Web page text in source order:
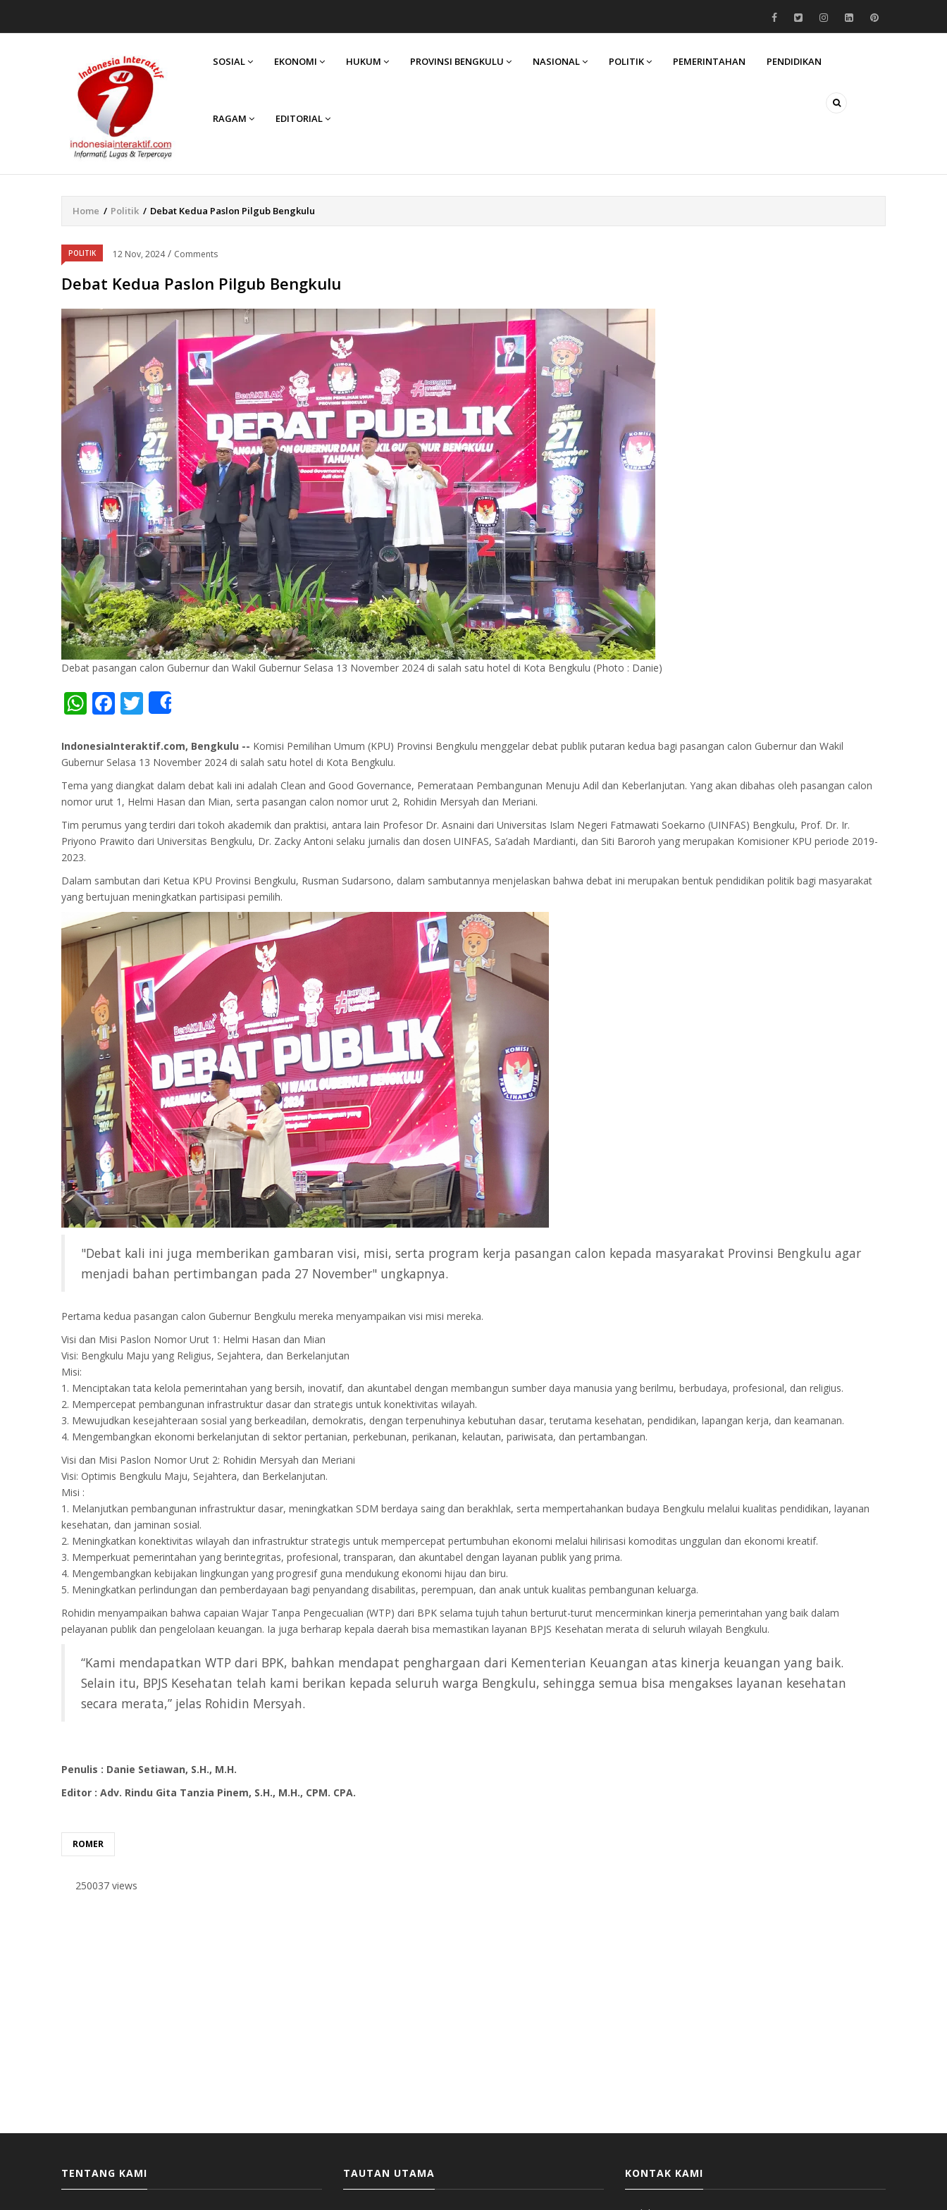
MAIN
SOSIAL EKONOMI HUKUM PROVINSI BENGKULU NASIONAL POLITIK PEMERINTAHAN PENDIDIKAN
RAGAM EDITORIAL
Breadcrumb
Home / Politik / Debat Kedua Paslon Pilgub Bengkulu
POLITIK 12 Nov, 2024/ Comments
Debat Kedua Paslon Pilgub Bengkulu
Debat pasangan calon Gubernur dan Wakil Gubernur Selasa 13 November 2024 di salah satu hotel di Kota Bengkulu (Photo : Danie)
WhatsApp
Facebook
Twitter
IndonesiaInteraktif.com, ‎Bengkulu -- Komisi Pemilihan Umum (KPU) Provinsi Bengkulu menggelar debat publik putaran kedua bagi pasangan calon Gubernur dan Wakil
Gubernur Selasa 13 November 2024 di salah satu hotel di Kota Bengkulu.
Tema yang diangkat dalam debat kali ini adalah Clean and Good Governance, Pemerataan Pembangunan Menuju Adil dan Keberlanjutan. Yang akan dibahas oleh pasangan calon
nomor urut 1, Helmi Hasan dan Mian, serta pasangan calon nomor urut 2, Rohidin Mersyah dan Meriani.
Tim perumus yang terdiri dari tokoh akademik dan praktisi, antara lain Profesor Dr. Asnaini dari Universitas Islam Negeri Fatmawati Soekarno (UINFAS) Bengkulu, Prof. Dr. Ir.
Priyono Prawito dari Universitas Bengkulu, Dr. Zacky Antoni selaku jurnalis dan dosen UINFAS, Sa’adah Mardianti, dan Siti Baroroh yang merupakan Komisioner KPU periode 2019-
2023.
Dalam sambutan dari Ketua KPU Provinsi Bengkulu, Rusman Sudarsono, dalam sambutannya menjelaskan bahwa debat ini merupakan bentuk pendidikan politik bagi masyarakat
yang bertujuan meningkatkan partisipasi pemilih.
"Debat kali ini juga memberikan gambaran visi, misi, serta program kerja pasangan calon kepada masyarakat Provinsi Bengkulu agar
menjadi bahan pertimbangan pada 27 November" ungkapnya.
Pertama kedua pasangan calon Gubernur Bengkulu mereka menyampaikan visi misi mereka.
Visi dan Misi Paslon Nomor Urut 1: Helmi Hasan dan Mian
Visi: Bengkulu Maju yang Religius, Sejahtera, dan Berkelanjutan
Misi:
1. Menciptakan tata kelola pemerintahan yang bersih, inovatif, dan akuntabel dengan membangun sumber daya manusia yang berilmu, berbudaya, profesional, dan religius.
2. Mempercepat pembangunan infrastruktur dasar dan strategis untuk konektivitas wilayah.
3. Mewujudkan kesejahteraan sosial yang berkeadilan, demokratis, dengan terpenuhinya kebutuhan dasar, terutama kesehatan, pendidikan, lapangan kerja, dan keamanan.
4. Mengembangkan ekonomi berkelanjutan di sektor pertanian, perkebunan, perikanan, kelautan, pariwisata, dan pertambangan.
Visi dan Misi Paslon Nomor Urut 2: Rohidin Mersyah dan Meriani
Visi: Optimis Bengkulu Maju, Sejahtera, dan Berkelanjutan.
Misi :
1. Melanjutkan pembangunan infrastruktur dasar, meningkatkan SDM berdaya saing dan berakhlak, serta mempertahankan budaya Bengkulu melalui kualitas pendidikan, layanan
kesehatan, dan jaminan sosial.
2. Meningkatkan konektivitas wilayah dan infrastruktur strategis untuk mempercepat pertumbuhan ekonomi melalui hilirisasi komoditas unggulan dan ekonomi kreatif.
3. Memperkuat pemerintahan yang berintegritas, profesional, transparan, dan akuntabel dengan layanan publik yang prima.
4. Mengembangkan kebijakan lingkungan yang progresif guna mendukung ekonomi hijau dan biru.
5. Meningkatkan perlindungan dan pemberdayaan bagi penyandang disabilitas, perempuan, dan anak untuk kualitas pembangunan keluarga.
Rohidin menyampaikan bahwa capaian Wajar Tanpa Pengecualian (WTP) dari BPK selama tujuh tahun berturut-turut mencerminkan kinerja pemerintahan yang baik dalam
pelayanan publik dan pengelolaan keuangan. Ia juga berharap kepala daerah bisa memastikan layanan BPJS Kesehatan merata di seluruh wilayah Bengkulu.
“Kami mendapatkan WTP dari BPK, bahkan mendapat penghargaan dari Kementerian Keuangan atas kinerja keuangan yang baik.
Selain itu, BPJS Kesehatan telah kami berikan kepada seluruh warga Bengkulu, sehingga semua bisa mengakses layanan kesehatan
secara merata,” jelas Rohidin Mersyah.
Penulis : Danie Setiawan, S.H., M.H.
Editor : Adv. Rindu Gita Tanzia Pinem, S.H., M.H., CPM. CPA.
ROMER
250037 views
TENTANG KAMI TAUTAN UTAMA KONTAK KAMI